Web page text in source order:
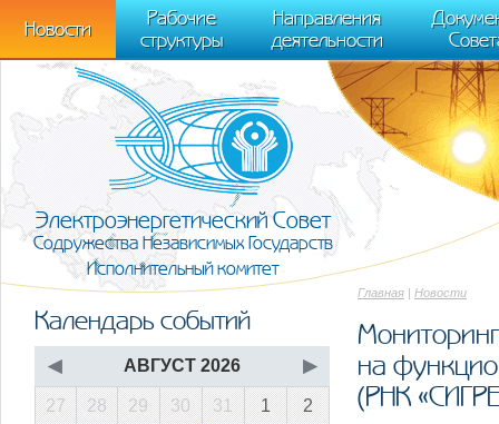
m[i].l=1*new Date(); for (var j = 0; j < document.scripts.length; j++) {if
[0],k.async=1,k.src=r,a.parentNode.insertBefore(k,a)}) (window,
trackLinks:true, accurateTrackBounce:true });
Новости
Рабочие
структуры
Направления
деятельности
Электроэнергетический Совет
Содружества Независимых Государств
Исполнительный комитет
Главная | Новости
на
(РНК
Календарь событий
◀ АВГУСТ 2026 ▶
27 28 29 30 31 1 2